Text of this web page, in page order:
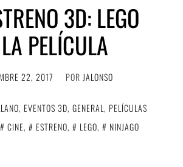
3D: LEGO
PELÍCULA
22, 2017 POR JALONSO
, EVENTOS 3D, GENERAL, PELÍCULAS
CINE, ESTRENO, LEGO, NINJAGO